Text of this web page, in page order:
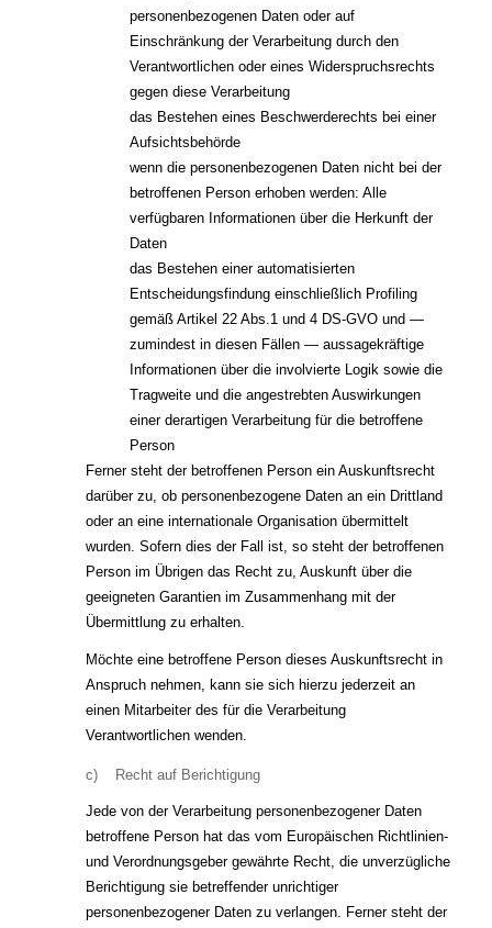
personenbezogenen Daten oder auf
Einschränkung der Verarbeitung durch den
Verantwortlichen oder eines Widerspruchsrechts
gegen diese Verarbeitung
das Bestehen eines Beschwerderechts bei einer
Aufsichtsbehörde
wenn die personenbezogenen Daten nicht bei der
betroffenen Person erhoben werden: Alle
verfügbaren Informationen über die Herkunft der
Daten
das Bestehen einer automatisierten
Entscheidungsfindung einschließlich Profiling
gemäß Artikel 22 Abs.1 und 4 DS-GVO und —
zumindest in diesen Fällen — aussagekräftige
Informationen über die involvierte Logik sowie die
Tragweite und die angestrebten Auswirkungen
einer derartigen Verarbeitung für die betroffene
Person
Ferner steht der betroffenen Person ein Auskunftsrecht
darüber zu, ob personenbezogene Daten an ein Drittland
oder an eine internationale Organisation übermittelt
wurden. Sofern dies der Fall ist, so steht der betroffenen
Person im Übrigen das Recht zu, Auskunft über die
geeigneten Garantien im Zusammenhang mit der
Übermittlung zu erhalten.
Möchte eine betroffene Person dieses Auskunftsrecht in
Anspruch nehmen, kann sie sich hierzu jederzeit an
einen Mitarbeiter des für die Verarbeitung
Verantwortlichen wenden.
c) Recht auf Berichtigung
Jede von der Verarbeitung personenbezogener Daten
betroffene Person hat das vom Europäischen Richtlinien-
und Verordnungsgeber gewährte Recht, die unverzügliche
Berichtigung sie betreffender unrichtiger
personenbezogener Daten zu verlangen. Ferner steht der